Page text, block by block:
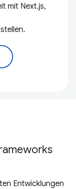
mit Next.js,
Entwicklungen